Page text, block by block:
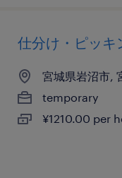
仕分け・ピッキ
宮城県岩沼市,
temporary
¥1210.00 per